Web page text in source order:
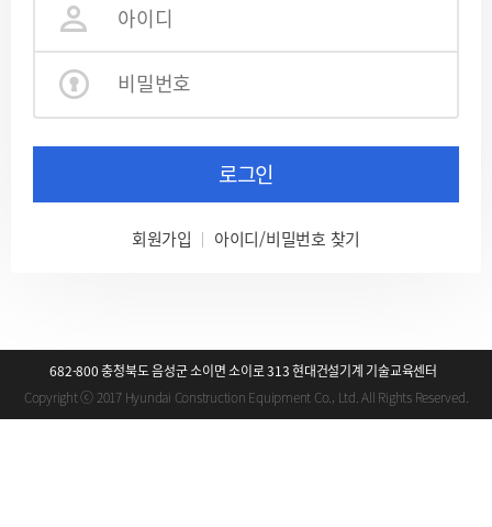
로그인
회원가입 아이디/비밀번호 찾기
682-800 충청북도 음성군 소이면 소이로 313 현대건설기계 기술교육센터
Copyright ⓒ 2017 Hyundai Construction Equipment Co., Ltd. All Rights Reserved.